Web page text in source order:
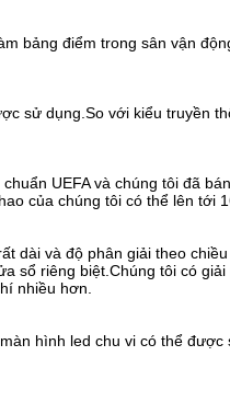
bảng điểm trong sân vận
sử dụng.So với kiểu truyền
UEFA và chúng tôi đã
của chúng tôi có thể lên tới
dài và độ phân giải theo
sổ riêng biệt.Chúng tôi có
nhiều hơn.
hình led chu vi có thể